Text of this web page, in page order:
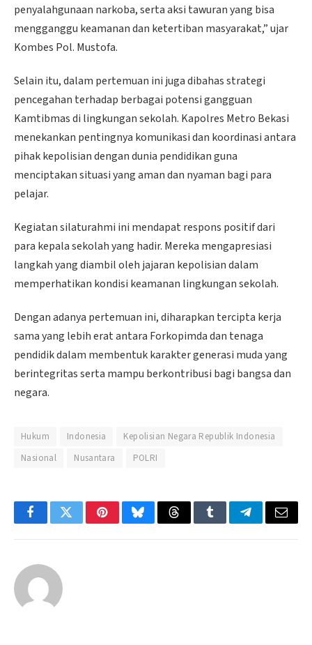
penyalahgunaan narkoba, serta aksi tawuran yang bisa
mengganggu keamanan dan ketertiban masyarakat,” ujar
Kombes Pol. Mustofa.
Selain itu, dalam pertemuan ini juga dibahas strategi
pencegahan terhadap berbagai potensi gangguan
Kamtibmas di lingkungan sekolah. Kapolres Metro Bekasi
menekankan pentingnya komunikasi dan koordinasi antara
pihak kepolisian dengan dunia pendidikan guna
menciptakan situasi yang aman dan nyaman bagi para
pelajar.
Kegiatan silaturahmi ini mendapat respons positif dari
para kepala sekolah yang hadir. Mereka mengapresiasi
langkah yang diambil oleh jajaran kepolisian dalam
memperhatikan kondisi keamanan lingkungan sekolah.
Dengan adanya pertemuan ini, diharapkan tercipta kerja
sama yang lebih erat antara Forkopimda dan tenaga
pendidik dalam membentuk karakter generasi muda yang
berintegritas serta mampu berkontribusi bagi bangsa dan
negara.
Hukum Indonesia
Kepolisian Negara Republik Indonesia
Nasional
Nusantara POLRI
FacebookTwitterPinterestBlueskyThreadsTumblrTelegramEmail